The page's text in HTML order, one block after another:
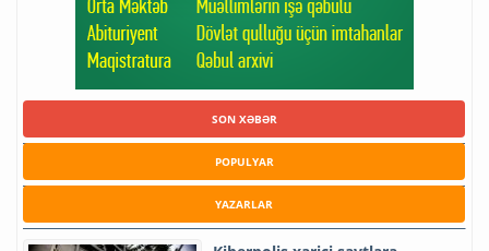
SON XƏBƏR
POPULYAR
YAZARLAR